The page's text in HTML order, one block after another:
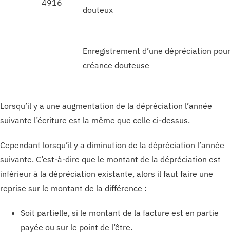
4916
douteux
Enregistrement d’une dépréciation pour
créance douteuse
Lorsqu’il y a une augmentation de la dépréciation l’année
suivante l’écriture est la même que celle ci-dessus.
Cependant lorsqu’il y a diminution de la dépréciation l’année
suivante. C’est-à-dire que le montant de la dépréciation est
inférieur à la dépréciation existante, alors il faut faire une
reprise sur le montant de la différence :
Soit partielle, si le montant de la facture est en partie
payée ou sur le point de l’être.